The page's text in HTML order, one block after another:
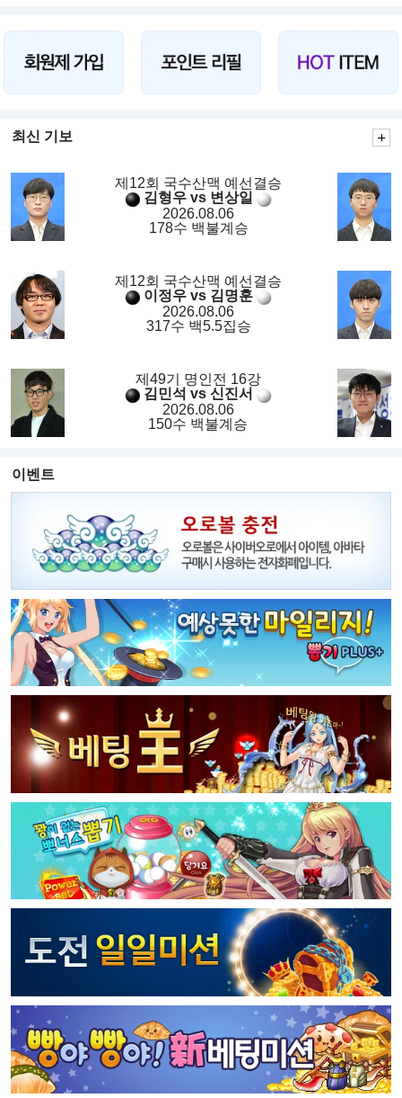
최신 기보
제12회 국수산맥 예선결승
김형우 vs 변상일
2026.08.06
178수 백불계승
제12회 국수산맥 예선결승
이정우 vs 김명훈
2026.08.06
317수 백5.5집승
제49기 명인전 16강
김민석 vs 신진서
2026.08.06
150수 백불계승
이벤트